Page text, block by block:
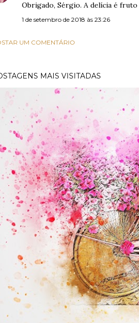
Obrigado, Sérgio. A delícia é
1 de setembro de 2018 às 23:26
UM COMENTÁRIO
MAIS VISITADAS